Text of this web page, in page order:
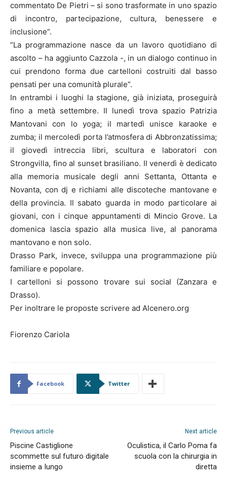
commentato De Pietri – si sono trasformate in uno spazio
di incontro, partecipazione, cultura, benessere e
inclusione”.
“La programmazione nasce da un lavoro quotidiano di
ascolto – ha aggiunto Cazzola -, in un dialogo continuo in
cui prendono forma due cartelloni costruiti dal basso
pensati per una comunità plurale”.
In entrambi i luoghi la stagione, già iniziata, proseguirà
fino a metà settembre. Il lunedì trova spazio Patrizia
Mantovani con lo yoga; il martedì unisce karaoke e
zumba; il mercoledì porta l’atmosfera di Abbronzatissima;
il giovedì intreccia libri, scultura e laboratori con
Strongvilla, fino al sunset brasiliano. Il venerdì è dedicato
alla memoria musicale degli anni Settanta, Ottanta e
Novanta, con dj e richiami alle discoteche mantovane e
della provincia. Il sabato guarda in modo particolare ai
giovani, con i cinque appuntamenti di Mincio Grove. La
domenica lascia spazio alla musica live, al panorama
mantovano e non solo.
Drasso Park, invece, sviluppa una programmazione più
familiare e popolare.
I cartelloni si possono trovare sui social (Zanzara e
Drasso).
Per inoltrare le proposte scrivere ad Alcenero.org
Fiorenzo Cariola
Facebook Twitter
Previous article
Piscine Castiglione
scommette sul futuro digitale
insieme a Iungo
Next article
Oculistica, il Carlo Poma fa
scuola con la chirurgia in
diretta